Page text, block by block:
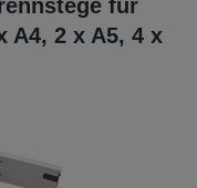
für
A4, 2 x A5, 4 x